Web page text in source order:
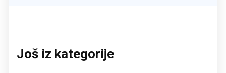
Još iz kategorije